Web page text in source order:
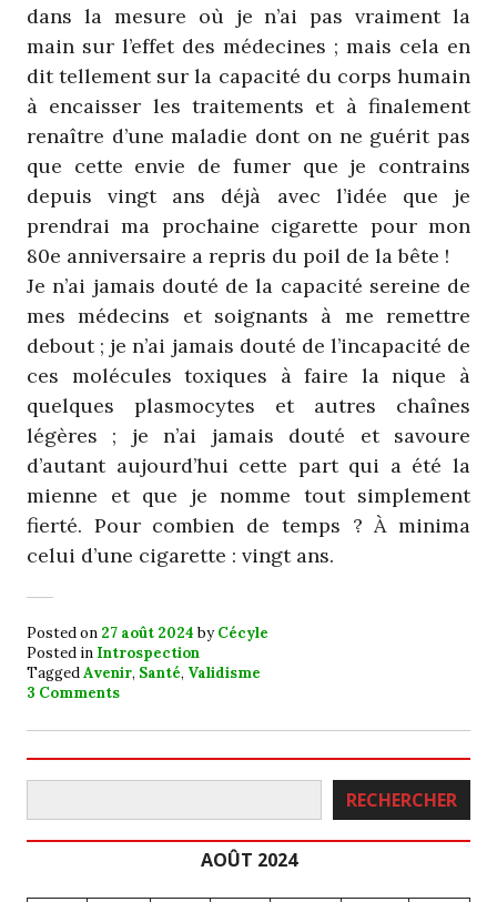
dans la mesure où je n’ai pas vraiment la
main sur l’effet des médecines ; mais cela en
dit tellement sur la capacité du corps humain
à encaisser les traitements et à finalement
renaître d’une maladie dont on ne guérit pas
que cette envie de fumer que je contrains
depuis vingt ans déjà avec l’idée que je
prendrai ma prochaine cigarette pour mon
80e anniversaire a repris du poil de la bête !
Je n’ai jamais douté de la capacité sereine de
mes médecins et soignants à me remettre
debout ; je n’ai jamais douté de l’incapacité de
ces molécules toxiques à faire la nique à
quelques plasmocytes et autres chaînes
légères ; je n’ai jamais douté et savoure
d’autant aujourd’hui cette part qui a été la
mienne et que je nomme tout simplement
fierté. Pour combien de temps ? À minima
celui d’une cigarette : vingt ans.
Posted on 27 août 2024 byCécyle
Posted in Introspection
TaggedAvenir, Santé, Validisme
3 Comments
Rechercher RECHERCHER
AOÛT 2024